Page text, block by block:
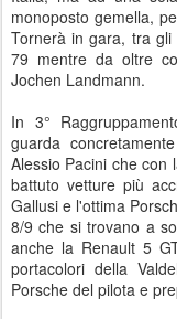
monoposto gemella,
Tornerà in gara, tra gli
79 mentre da oltre
Jochen Landmann.
In 3°
guarda
Alessio Pacini che con
battuto vetture più
Gallusi e l'ottima
8/9 che si trovano a
anche la Renault 5
portacolori della
Porsche del pilota e